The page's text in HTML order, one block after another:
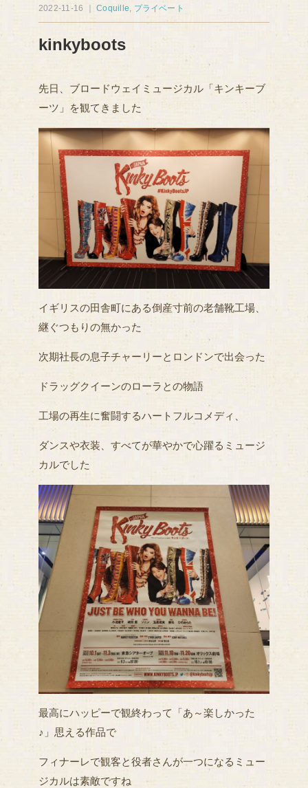
2022-11-16 ｜Coquille プライベート
kinkyboots
先日、ブロードウェイミュージカル「キンキーブ
ーツ」を観てきました
イギリスの田舎町にある倒産寸前の老舗靴工場、
継ぐつもりの無かった
次期社長の息子チャーリーとロンドンで出会った
ドラッグクイーンのローラとの物語
工場の再生に奮闘するハートフルコメディ、
ダンスや衣装、すべてが華やかで心躍るミュージ
カルでした
最高にハッピーで観終わって「あ～楽しかった
♪」思える作品で
フィナーレで観客と役者さんが一つになるミュー
ジカルは素敵ですね